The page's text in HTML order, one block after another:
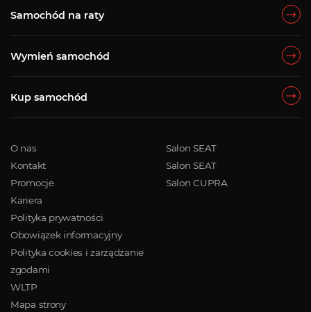
Samochód na raty
Wymień samochód
Kup samochód
O nas
Kontakt
Promocje
Kariera
Polityka prywatności
Obowiązek informacyjny
Polityka cookies i zarządzanie
zgodami
WLTP
Mapa strony
Salon SEAT
Salon SEAT
Salon CUPRA